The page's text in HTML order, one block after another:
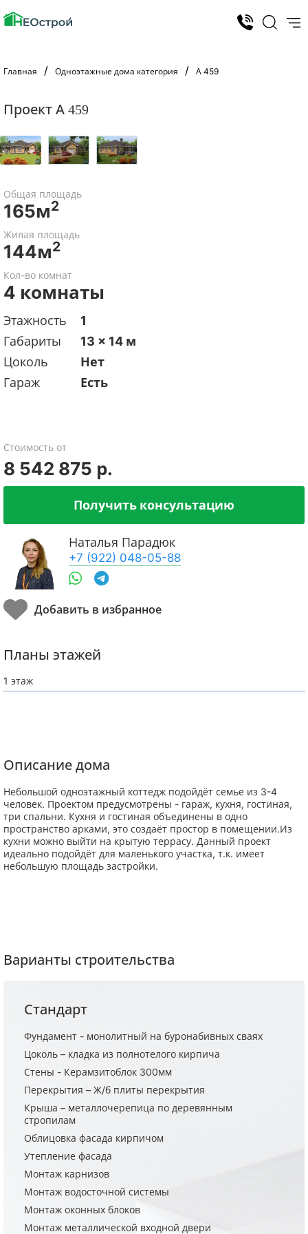
Главная Одноэтажные дома категория А 459
Проект А 459
Общая площадь
165м2
Жилая площадь
144м2
Кол-во комнат
4 комнаты
Этажность
1
Габариты
13 x 14 м
Цоколь
Нет
Гараж
Есть
Стоимость от
8 542 875 р.
Получить консультацию
Наталья Парадюк
+7 (922) 048-05-88
Планы этажей
1 этаж
Описание дома
Небольшой одноэтажный коттедж подойдёт семье из 3-4
человек. Проектом предусмотрены - гараж, кухня, гостиная,
три спальни. Кухня и гостиная объединены в одно
пространство арками, это создаёт простор в помещении.Из
кухни можно выйти на крытую террасу. Данный проект
идеально подойдёт для маленького участка, т.к. имеет
небольшую площадь застройки.
Варианты строительства
Стандарт
Фундамент - монолитный на буронабивных сваях
Цоколь – кладка из полнотелого кирпича
Стены - Керамзитоблок 300мм
Перекрытия – Ж/б плиты перекрытия
Крыша – металлочерепица по деревянным
стропилам
Облицовка фасада кирпичом
Утепление фасада
Монтаж карнизов
Монтаж водосточной системы
Монтаж оконных блоков
Монтаж металлической входной двери